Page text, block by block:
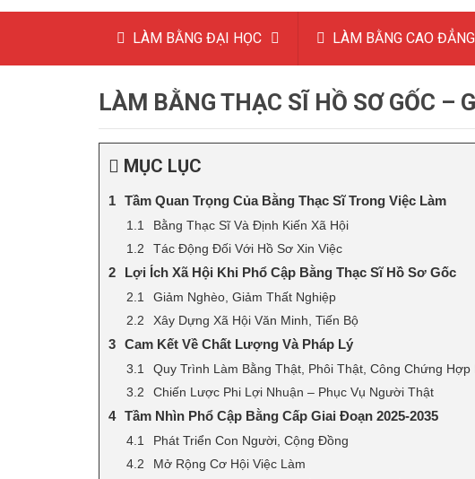
LÀM BẰNG ĐẠI HỌC LÀM BẰNG CAO ĐẲNG
LÀM BẰNG THẠC SĨ HỒ SƠ GỐC –
MỤC LỤC
Tầm Quan Trọng Của Bằng Thạc Sĩ Trong Việc Làm
Bằng Thạc Sĩ Và Định Kiến Xã Hội
Tác Động Đối Với Hồ Sơ Xin Việc
Lợi Ích Xã Hội Khi Phổ Cập Bằng Thạc Sĩ Hồ Sơ Gốc
Giảm Nghèo, Giảm Thất Nghiệp
Xây Dựng Xã Hội Văn Minh, Tiến Bộ
Cam Kết Về Chất Lượng Và Pháp Lý
Quy Trình Làm Bằng Thật, Phôi Thật, Công Chứng Hợp
Chiến Lược Phi Lợi Nhuận – Phục Vụ Người Thật
Tầm Nhìn Phổ Cập Bằng Cấp Giai Đoạn 2025-2035
Phát Triển Con Người, Cộng Đồng
Mở Rộng Cơ Hội Việc Làm